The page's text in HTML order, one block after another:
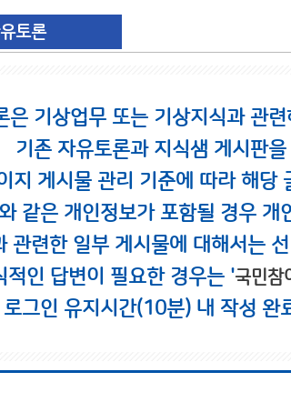
토론
은 기상업무 또는 기상지식과 관
기존 자유토론과 지식샘 게시판
지 게시물 관리 기준에 따라 해당
같은 개인정보가 포함될 경우
관련한 일부 게시물에 대해서는
인 답변이 필요한 경우는 '국민참
로그인 유지시간(10분) 내 작성 완